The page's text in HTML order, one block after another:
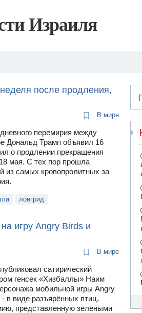
Израиля
после продления,
В мире
перемирия между
Дональд Трамп объявил 16
о продлении прекращения
мая. С тех пор прошла
из самых кровопролитных за
лонгрид
игру Angry Birds и
В мире
сатирический
генсек «Хизбаллы» Наим
мобильной игры Angry
в виде разъярённых птиц,
представленную зелёными